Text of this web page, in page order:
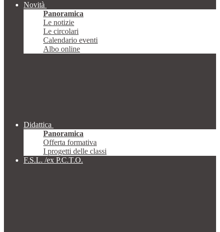
Novità
Panoramica
Le notizie
Le circolari
Calendario eventi
Albo online
Didattica
Panoramica
Offerta formativa
I progetti delle classi
F.S.L. /ex P.C.T.O.